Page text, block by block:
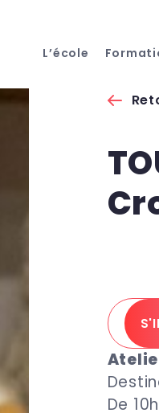
L’école
De